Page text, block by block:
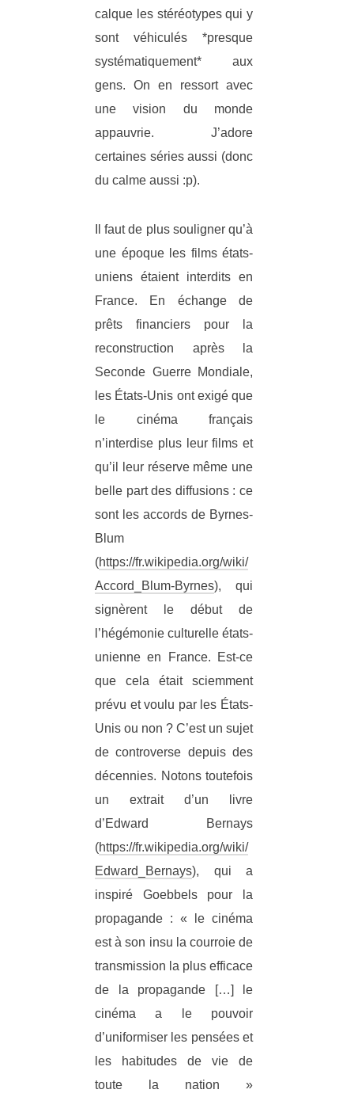
calque les stéréotypes qui y
sont véhiculés *presque
systématiquement* aux
gens. On en ressort avec
une vision du monde
appauvrie. J’adore
certaines séries aussi (donc
du calme aussi :p).
Il faut de plus souligner qu’à
une époque les films états-
uniens étaient interdits en
France. En échange de
prêts financiers pour la
reconstruction après la
Seconde Guerre Mondiale,
les États-Unis ont exigé que
le cinéma français
n’interdise plus leur films et
qu’il leur réserve même une
belle part des diffusions : ce
sont les accords de Byrnes-
Blum
(https://fr.wikipedia.org/wiki/
Accord_Blum-Byrnes), qui
signèrent le début de
l’hégémonie culturelle états-
unienne en France. Est-ce
que cela était sciemment
prévu et voulu par les États-
Unis ou non ? C’est un sujet
de controverse depuis des
décennies. Notons toutefois
un extrait d’un livre
d’Edward Bernays
(https://fr.wikipedia.org/wiki/
Edward_Bernays), qui a
inspiré Goebbels pour la
propagande : « le cinéma
est à son insu la courroie de
transmission la plus efficace
de la propagande […] le
cinéma a le pouvoir
d’uniformiser les pensées et
les habitudes de vie de
toute la nation »